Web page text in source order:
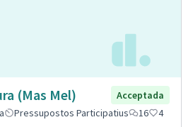
(Mas Mel)
Acceptada
Pressupostos Participatius 16 4